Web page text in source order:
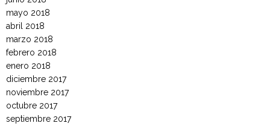
mayo 2018
abril 2018
marzo 2018
febrero 2018
enero 2018
diciembre 2017
noviembre 2017
octubre 2017
septiembre 2017